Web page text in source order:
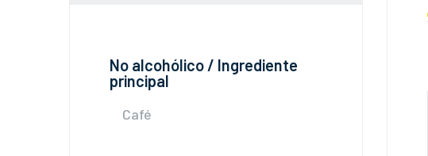
No alcohólico / Ingrediente
principal
Café